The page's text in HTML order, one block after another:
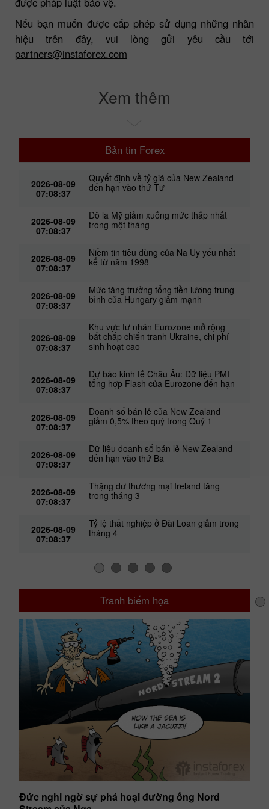
Nếu bạn muốn được cấp phép sử dụng những nhãn
hiệu trên đây, vui lòng gửi yêu cầu tới
partners@instaforex.com
Xem thêm
Bản tin Forex
2026-08-09
07:08:37
Quyết định về tỷ giá của New Zealand
đến hạn vào thứ Tư
2026-08-09
07:08:37
Đô la Mỹ giảm xuống mức thấp nhất
trong một tháng
2026-08-09
07:08:37
Niềm tin tiêu dùng của Na Uy yếu nhất
kể từ năm 1998
2026-08-09
07:08:37
Mức tăng trưởng tổng tiền lương trung
bình của Hungary giảm mạnh
2026-08-09
07:08:37
Khu vực tư nhân Eurozone mở rộng
bất chấp chiến tranh Ukraine, chi phí
sinh hoạt cao
2026-08-09
07:08:37
Dự báo kinh tế Châu Âu: Dữ liệu PMI
tổng hợp Flash của Eurozone đến hạn
2026-08-09
07:08:37
Doanh số bán lẻ của New Zealand
giảm 0,5% theo quý trong Quý 1
2026-08-09
07:08:37
Dữ liệu doanh số bán lẻ New Zealand
đến hạn vào thứ Ba
2026-08-09
07:08:37
Thặng dư thương mại Ireland tăng
trong tháng 3
2026-08-09
07:08:37
Tỷ lệ thất nghiệp ở Đài Loan giảm trong
tháng 4
Tranh biếm họa
Đức nghi ngờ sự phá hoại đường ống Nord